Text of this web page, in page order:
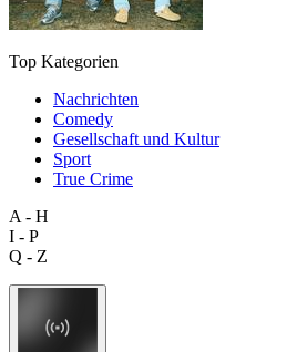
Top Kategorien
Nachrichten
Comedy
Gesellschaft und Kultur
Sport
True Crime
A - H
I - P
Q - Z